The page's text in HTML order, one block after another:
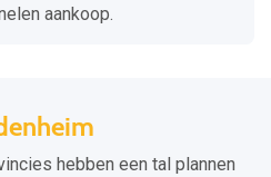
aankoop.
hebben een tal plannen